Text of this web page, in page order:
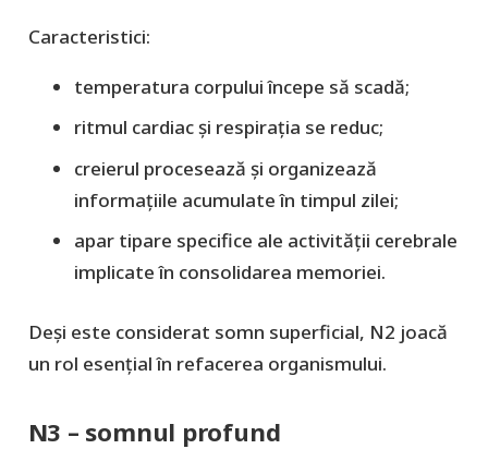
Caracteristici:
temperatura corpului începe să scadă;
ritmul cardiac și respirația se reduc;
creierul procesează și organizează
informațiile acumulate în timpul zilei;
apar tipare specifice ale activității cerebrale
implicate în consolidarea memoriei.
Deși este considerat somn superficial, N2 joacă
un rol esențial în refacerea organismului.
N3 – somnul profund